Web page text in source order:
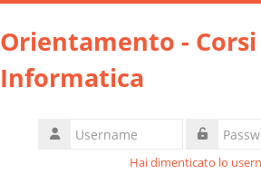
Orientamento -
Informatica
Username
Hai dimenticato lo